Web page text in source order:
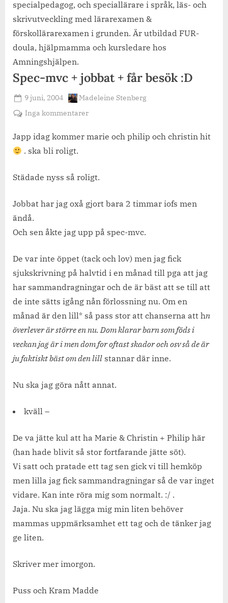
specialpedagog, och speciallärare i språk, läs- och
skrivutveckling med lärarexamen &
förskollärarexamen i grunden. Är utbildad FUR-
doula, hjälpmamma och kursledare hos
Amningshjälpen.
Spec-mvc + jobbat + får besök :D
Posted
on
9 juni, 2004 By
Madeleine Stenberg
Inga kommentarertill
mvc
får
:D
Japp idag kommer marie och philip och christin hit
. ska bli roligt.
Städade nyss så roligt.
Jobbat har jag oxå gjort bara 2 timmar iofs men
ändå.
Och sen åkte jag upp på spec-mvc.
De var inte öppet (tack och lov) men jag fick
sjukskrivning på halvtid i en månad till pga att jag
har sammandragningar och de är bäst att se till att
de inte sätts igång nån förlossning nu. Om en
månad är den lill* så pass stor att chanserna att hn
överlever är större en nu. Dom klarar barn som föds i
veckan jag är i men dom for oftast skador och osv så de är
ju faktiskt bäst om den lill stannar där inne.
Nu ska jag göra nått annat.
kväll –
De va jätte kul att ha Marie & Christin + Philip här
(han hade blivit så stor fortfarande jätte söt).
Vi satt och pratade ett tag sen gick vi till hemköp
men lilla jag fick sammandragningar så de var inget
vidare. Kan inte röra mig som normalt. :/ .
Jaja. Nu ska jag lägga mig min liten behöver
mammas uppmärksamhet ett tag och de tänker jag
ge liten.
Skriver mer imorgon.
Puss och Kram Madde